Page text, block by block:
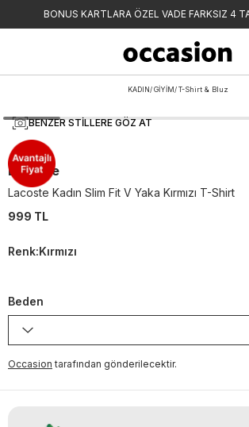
BONUS KARTLARA ÖZEL VADE FARKSIZ 4
KADIN/ GİYİM/ T-Shirt & Bluz
BENZER STILLERE GÖZ AT
Lacoste
Lacoste Kadın Slim Fit V Yaka Kırmızı T-Shirt
999 TL
Renk:Kırmızı
Beden
Occasion tarafından gönderilecektir.